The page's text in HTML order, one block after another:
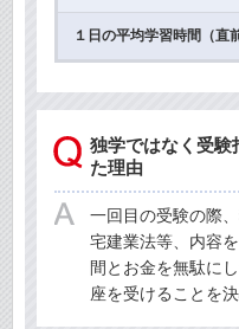
１日の平均学習時間（直
独学ではなく受験
た理由
一回目の受験の際
宅建業法等、内容
間とお金を無駄に
座を受けることを決